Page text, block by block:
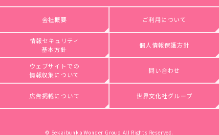
会社概要 ご利用について
情報セキュリティ
基本方針
個人情報保護方針
ウェブサイトでの
情報収集について
問い合わせ
広告掲載について 世界文化社グループ
© Sekaibunka Wonder Group All Rights Reserved.